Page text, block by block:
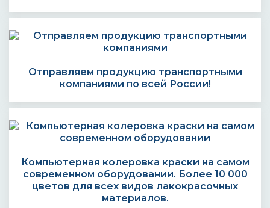
Отправляем продукцию транспортными
компаниями по всей России!
Компьютерная колеровка краски на самом
современном оборудовании. Более 10 000
цветов для всех видов лакокрасочных
материалов.